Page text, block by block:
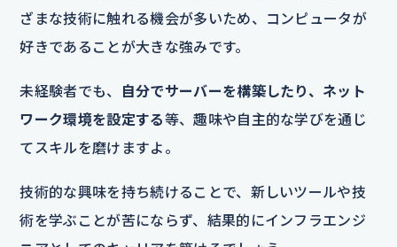
ざまな技術に触れる機会が多いため、コンピュータが
好きであることが大きな強みです。
未経験者でも、
自分でサーバーを構築したり、ネット
ワーク環境を設定する等、趣味や自主的な学びを通じ
てスキルを磨けますよ。
技術的な興味を持ち続けることで、新しいツールや技
術を学ぶことが苦にならず、結果的にインフラエンジ